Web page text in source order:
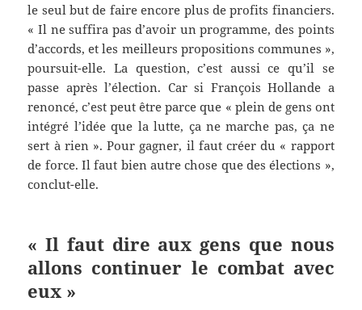
le seul but de faire encore plus de profits financiers.
« Il ne suffira pas d’avoir un programme, des points
d’accords, et les meilleurs propositions communes »,
poursuit-elle. La question, c’est aussi ce qu’il se
passe après l’élection. Car si François Hollande a
renoncé, c’est peut être parce que « plein de gens ont
intégré l’idée que la lutte, ça ne marche pas, ça ne
sert à rien ». Pour gagner, il faut créer du « rapport
de force. Il faut bien autre chose que des élections »,
conclut-elle.
« Il faut dire aux gens que nous
allons continuer le combat avec
eux »